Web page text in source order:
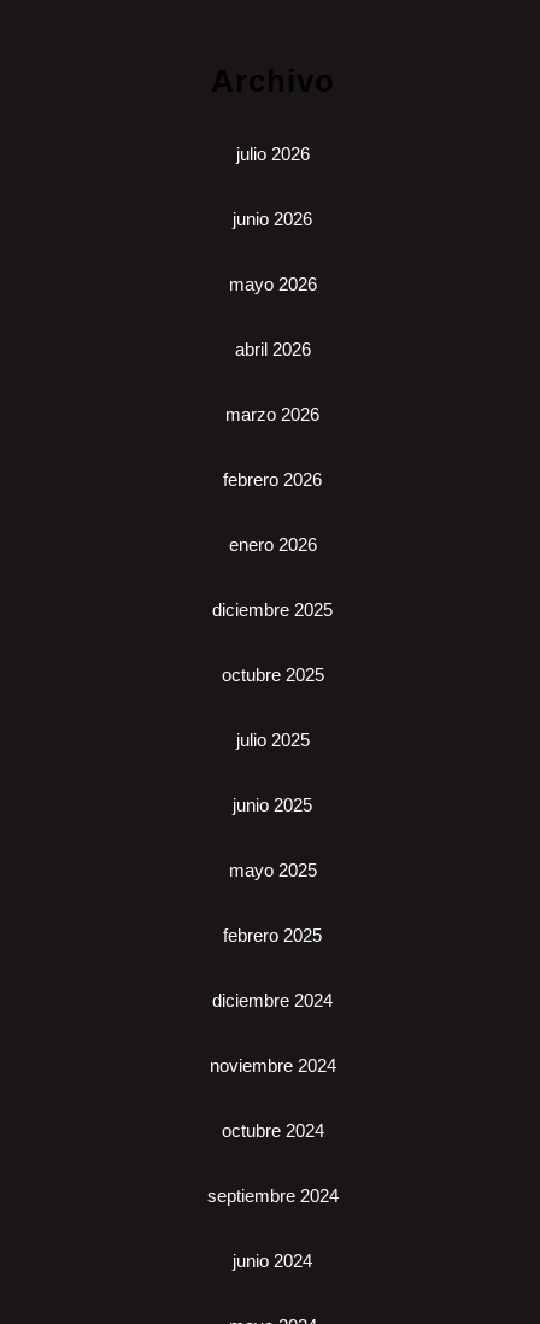
Archivo
julio 2026
junio 2026
mayo 2026
abril 2026
marzo 2026
febrero 2026
enero 2026
diciembre 2025
octubre 2025
julio 2025
junio 2025
mayo 2025
febrero 2025
diciembre 2024
noviembre 2024
octubre 2024
septiembre 2024
junio 2024